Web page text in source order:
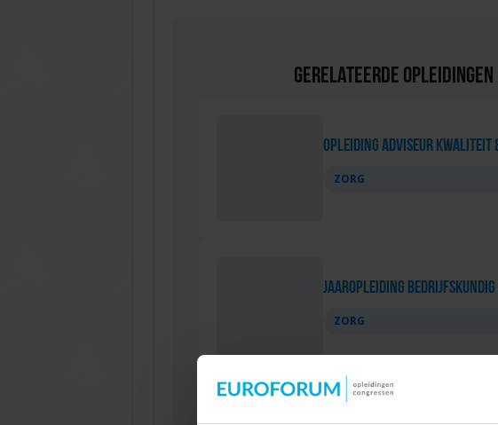
Gerelateerde Opleidingen
Opleiding Adviseur Kwaliteit
ZORG
Jaaropleiding Bedrijfskundig
ZORG